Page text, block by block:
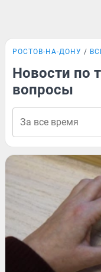
РОСТОВ-НА-ДОНУ
Новости по
вопросы